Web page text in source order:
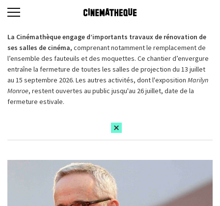
La Cinémathèque engage d’importants travaux de rénovation de
ses salles de cinéma, comprenant notamment le remplacement de
l’ensemble des fauteuils et des moquettes. Ce chantier d’envergure
entraîne la fermeture de toutes les salles de projection du 13 juillet
au 15 septembre 2026. Les autres activités, dont l'exposition Marilyn
Monroe, restent ouvertes au public jusqu'au 26 juillet, date de la
fermeture estivale.